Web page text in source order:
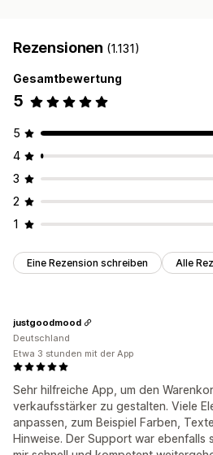
Rezensionen (1.131)
Gesamtbewertung
5
5
4
3
2
1
Eine Rezension schreiben Alle
Sehr hilfreiche App, um den
verkaufsstärker zu gestalten. Viele
anpassen, zum Beispiel Farben,
Hinweise. Der Support war ebenfalls
justgoodmood
Deutschland
Etwa 3 stunden mit der App